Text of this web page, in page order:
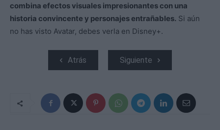
combina efectos visuales impresionantes con una
historia convincente y personajes entrañables. Si aún
no has visto Avatar, debes verla en Disney+.
Atrás Siguiente